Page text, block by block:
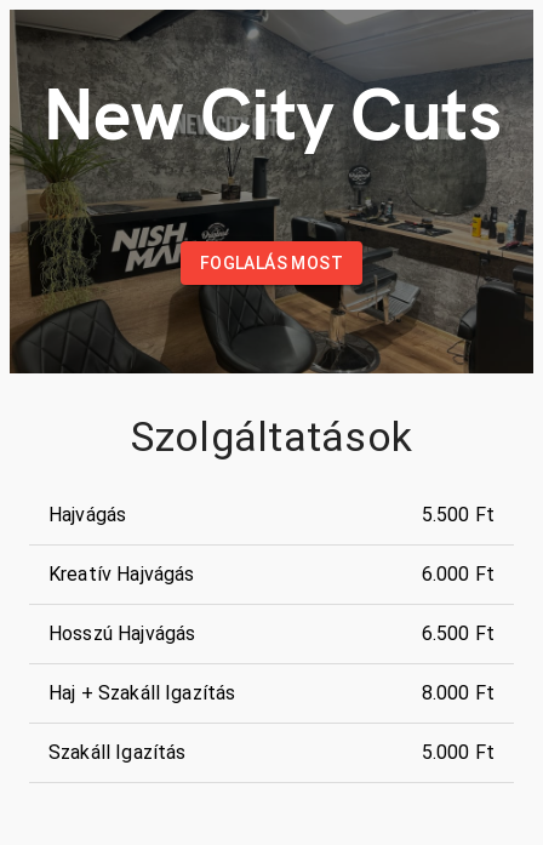
New City Cuts
FOGLALÁS MOST
Szolgáltatások
Hajvágás 5.500 Ft
Kreatív Hajvágás 6.000 Ft
Hosszú Hajvágás 6.500 Ft
Haj + Szakáll Igazítás 8.000 Ft
Szakáll Igazítás 5.000 Ft